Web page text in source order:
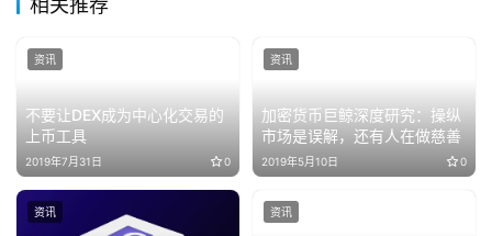
相关推荐
不要让DEX成为中心化交易的
上币工具
2019年7月31日 0
资讯
加密货币巨鲸深度研究：操纵
市场是误解，还有人在做慈善
2019年5月10日 0
资讯
资讯 资讯